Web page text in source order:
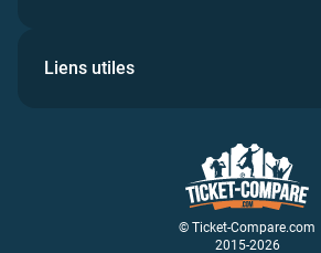
© Ticket-Compare.com
2015-2026
Liens utiles